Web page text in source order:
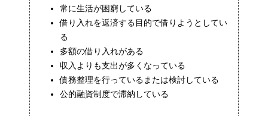
常に生活が困窮している
借り入れを返済する目的で借りようとしてい
る
多額の借り入れがある
収入よりも支出が多くなっている
債務整理を行っているまたは検討している
公的融資制度で滞納している